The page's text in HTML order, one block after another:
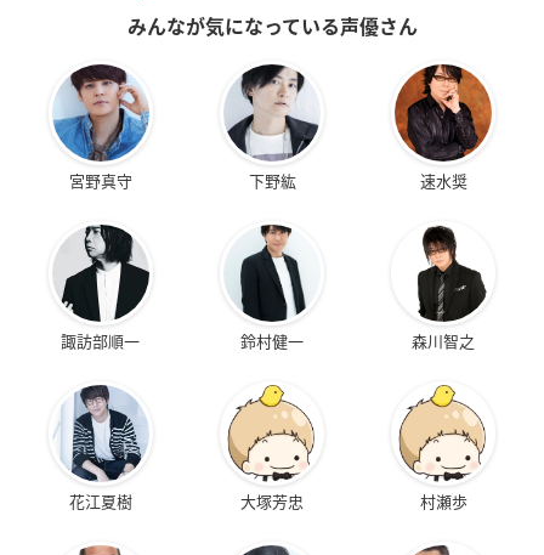
みんなが気になっている声優さん
宮野真守 下野紘 速水奨
諏訪部順一 鈴村健一 森川智之
花江夏樹 大塚芳忠 村瀬歩